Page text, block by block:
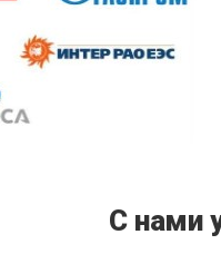
С нами